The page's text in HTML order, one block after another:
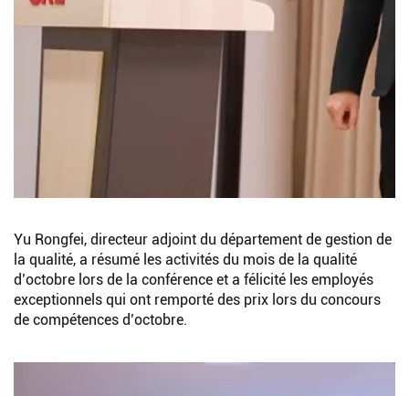
Yu Rongfei, directeur adjoint du département de gestion de
la qualité, a résumé les activités du mois de la qualité
d’octobre lors de la conférence et a félicité les employés
exceptionnels qui ont remporté des prix lors du concours
de compétences d’octobre.